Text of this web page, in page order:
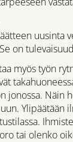
uusinta
on
myös työn
jonossa. Näin
Ylipäätään
tai olenko